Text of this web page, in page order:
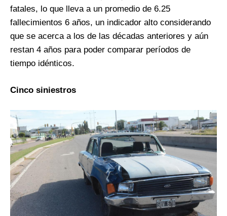
fatales, lo que lleva a un promedio de 6.25
fallecimientos 6 años, un indicador alto considerando
que se acerca a los de las décadas anteriores y aún
restan 4 años para poder comparar períodos de
tiempo idénticos.
Cinco siniestros